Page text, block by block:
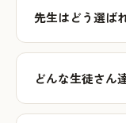
先生はどう選ば
どんな生徒さん